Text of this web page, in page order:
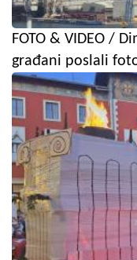
FOTO & VIDEO /
građani poslali